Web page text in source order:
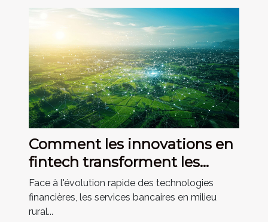
Comment les innovations en
fintech transforment les
services bancaires en milieu
rural
Face à l'évolution rapide des technologies
financières, les services bancaires en milieu
rural...